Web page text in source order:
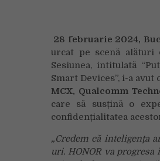
28 februarie 2024,
urcat pe scenă
Sesiunea, intitulată
Smart Devices”, i-a avut
MCX, Qualcomm
care să susțină o
confidențialitatea
„Credem că inteligența
uri. HONOR va